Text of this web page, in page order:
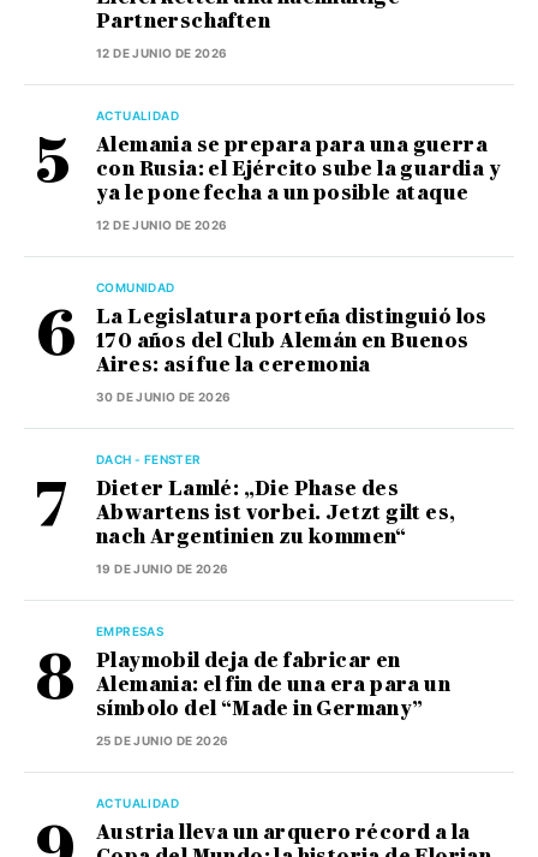
Partnerschaften
12 DE JUNIO DE 2026
ACTUALIDAD
Alemania se prepara para una guerra
con Rusia: el Ejército sube la guardia y
ya le pone fecha a un posible ataque
12 DE JUNIO DE 2026
COMUNIDAD
La Legislatura porteña distinguió los
170 años del Club Alemán en Buenos
Aires: así fue la ceremonia
30 DE JUNIO DE 2026
DACH - FENSTER
Dieter Lamlé: „Die Phase des
Abwartens ist vorbei. Jetzt gilt es,
nach Argentinien zu kommen“
19 DE JUNIO DE 2026
EMPRESAS
Playmobil deja de fabricar en
Alemania: el fin de una era para un
símbolo del “Made in Germany”
25 DE JUNIO DE 2026
ACTUALIDAD
Austria lleva un arquero récord a la